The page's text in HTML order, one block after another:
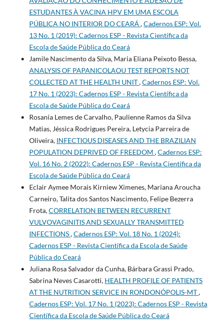
ESTUDANTES À VACINA HPV EM UMA ESCOLA
PÚBLICA NO INTERIOR DO CEARÁ ,Cadernos ESP: Vol.
13 No. 1 (2019): Cadernos ESP - Revista Cientí­fica da
Escola de Saúde Pública do Ceará
Jamile Nascimento da Silva, Maria Eliana Peixoto Bessa,
ANALYSIS OF PAPANICOLAOU TEST REPORTS NOT
COLLECTED AT THE HEALTH UNIT,Cadernos ESP: Vol.
17 No. 1 (2023): Cadernos ESP - Revista Cientí­fica da
Escola de Saúde Pública do Ceará
Rosania Lemes de Carvalho, Paulienne Ramos da Silva
Matias, Jéssica Rodrigues Pereira, Letycia Parreira de
Oliveira, INFECTIOUS DISEASES AND THE BRAZILIAN
POPULATION DEPRIVED OF FREEDOM ,Cadernos ESP:
Vol. 16 No. 2 (2022): Cadernos ESP - Revista Cientí­fica da
Escola de Saúde Pública do Ceará
Eclair Aymee Morais Kirniew Ximenes, Mariana Aroucha
Carneiro, Talita dos Santos Nascimento, Felipe Bezerra
Frota,CORRELATION BETWEEN RECURRENT
VULVOVAGINITIS AND SEXUALLY TRANSMITTED
INFECTIONS,Cadernos ESP: Vol. 18 No. 1 (2024):
Cadernos ESP - Revista Cientí­fica da Escola de Saúde
Pública do Ceará
Juliana Rosa Salvador da Cunha, Bárbara Grassi Prado,
Sabrina Neves Casarotti, HEALTH PROFILE OF PATIENTS
AT THE NUTRITION SERVICE IN RONDONÓPOLIS-MT,
Cadernos ESP: Vol. 17 No. 1 (2023): Cadernos ESP - Revista
Cientí­fica da Escola de Saúde Pública do Ceará